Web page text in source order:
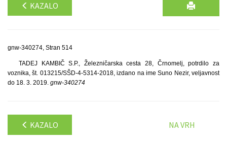
KAZALO
gnw-340274, Stran 514
TADEJ KAMBIČ S.P., Železničarska cesta 28, Črnomelj, potrdilo za
voznika, št. 013215/SŠD-4-5314-2018, izdano na ime Suno Nezir, veljavnost
do 18. 3. 2019. gnw-340274
KAZALO NA VRH